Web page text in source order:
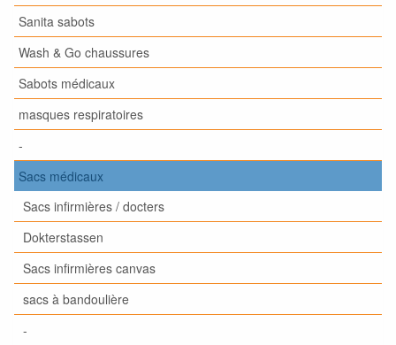
Sanita sabots
Wash & Go chaussures
Sabots médicaux
masques respiratoires
-
Sacs médicaux
Sacs infirmières / docters
Dokterstassen
Sacs infirmières canvas
sacs à bandoulière
-